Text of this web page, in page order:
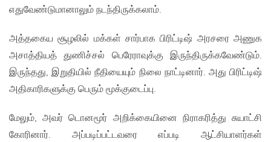
எதுவேண்டுமானாலும் நடந்திருக்கலாம்.
அத்தகைய சூழலில் மக்கள் சார்பாக பிரிட்டிஷ் அரசரை அணுக
அசாத்தியத் துணிச்சல் பெரேராவுக்கு இருந்திருக்கவேண்டும்.
இருந்தது, இறுதியில் நீதியையும் நிலை நாட்டினார். அது பிரிட்டிஷ்
அதிகாரிகளுக்கு பெரும் மூக்குடைப்பு.
மேலும், அவர் டொனமூர் அறிக்கையினை நிராகரித்து சுயாட்சி
கோரினார். அப்படிப்பட்டவரை எப்படி ஆட்சியாளர்கள்